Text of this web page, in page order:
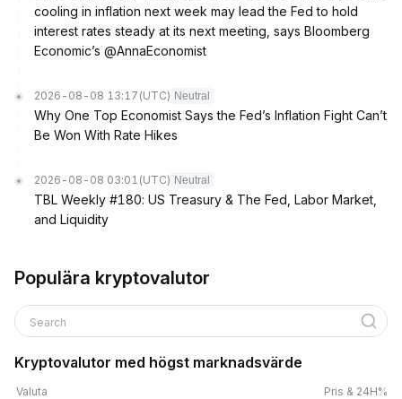
cooling in inflation next week may lead the Fed to hold
interest rates steady at its next meeting, says Bloomberg
Economic’s @AnnaEconomist
2026-08-08 13:17 (UTC) Neutral
Why One Top Economist Says the Fed’s Inflation Fight Can’t
Be Won With Rate Hikes
2026-08-08 03:01 (UTC) Neutral
TBL Weekly #180: US Treasury & The Fed, Labor Market,
and Liquidity
Populära kryptovalutor
Search
Kryptovalutor med högst marknadsvärde
Valuta Pris & 24H%